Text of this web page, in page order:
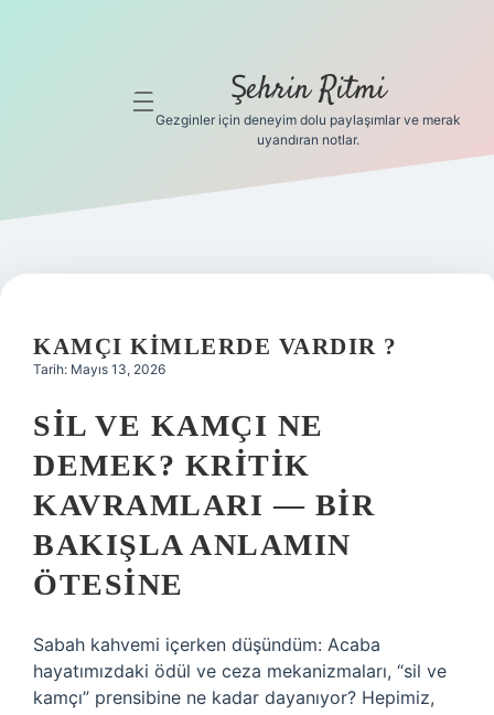
Gizlilik
Hakkımızda
menüyü
Şehrin Ritmi
Gezginler için deneyim dolu paylaşımlar ve merak
uyandıran notlar.
KAMÇI KIMLERDE VARDIR ?
Tarih: Mayıs 13, 2026
SIL VE KAMÇI NE
DEMEK? KRITIK
KAVRAMLARI — BIR
BAKIŞLA ANLAMIN
ÖTESINE
Sabah kahvemi içerken düşündüm: Acaba
hayatımızdaki ödül ve ceza mekanizmaları, “sil ve
kamçı” prensibine ne kadar dayanıyor? Hepimiz,